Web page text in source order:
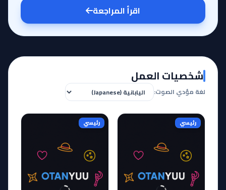
اقرأ المراجعة
شخصيات العمل
لغة مؤدي الصوت:
رئيسي رئيسي